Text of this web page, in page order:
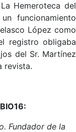
Hemeroteca del
funcionamiento
López como
registro obligaba
del Sr. Martínez
revista.
Fundador de la